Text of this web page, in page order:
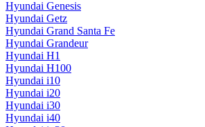
Hyundai Genesis
Hyundai Getz
Hyundai Grand Santa Fe
Hyundai Grandeur
Hyundai H1
Hyundai H100
Hyundai i10
Hyundai i20
Hyundai i30
Hyundai i40